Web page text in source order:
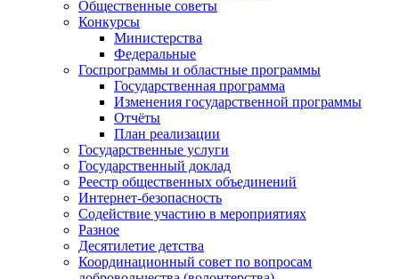
Общественные советы
Конкурсы
Министерства
Федеральные
Госпрограммы и областные программы
Государственная программа
Изменения государственной программы
Отчёты
План реализации
Государственные услуги
Государственный доклад
Реестр общественных объединений
Интернет-безопасность
Содействие участию в мероприятиях
Разное
Десятилетие детства
Координационный совет по вопросам